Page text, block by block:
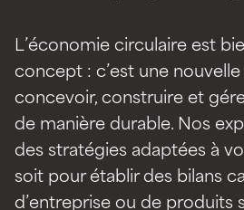
L’économie circulaire est
concept : c’est une
concevoir, construire et
de manière durable. Nos
des stratégies adaptées à
soit pour établir des bilans
d’entreprise ou de produits